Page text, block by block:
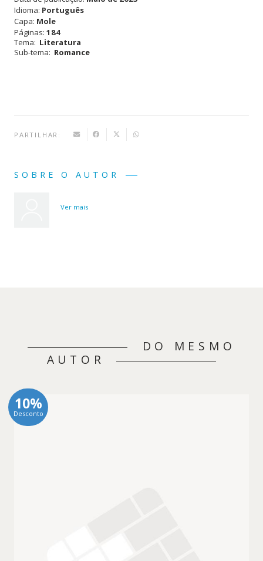
Mil
Idioma: Português
Capa: Mole
Páginas: 184
Tema: Literatura
Sub-tema: Romance
PARTILHAR:
SOBRE O AUTOR
Ver mais
DO MESMO
AUTOR
10%
Desconto